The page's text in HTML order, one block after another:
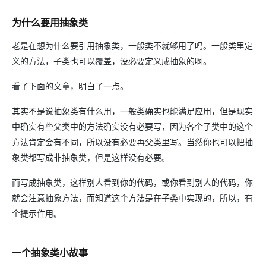
为什么要用抽象类
老是在想为什么要引用抽象类，一般类不就够用了吗。一般类里定
义的方法，子类也可以覆盖，没必要定义成抽象的啊。
看了下面的文章，明白了一点。
其实不是说抽象类有什么用，一般类确实也能满足应用，但是现实
中确实有些父类中的方法确实没有必要写，因为各个子类中的这个
方法肯定会有不同，所以没有必要再父类里写。当然你也可以把抽
象类都写成非抽象类，但是这样没有必要。
而写成抽象类，这样别人看到你的代码，或你看到别人的代码，你
就会注意抽象方法，而知道这个方法是在子类中实现的，所以，有
个提示作用。
一个抽象类小故事